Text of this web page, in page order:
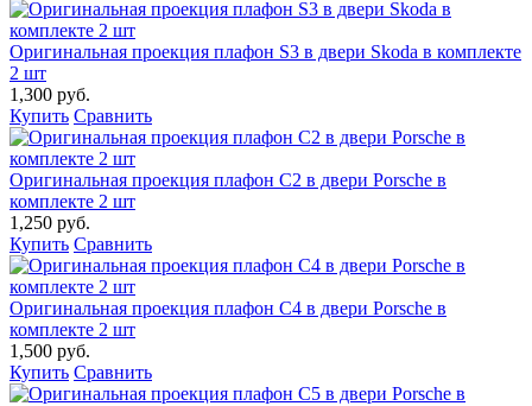
Оригинальная проекция плафон S3 в двери Skoda в комплекте
2 шт
1,300 руб.
Купить Сравнить
Оригинальная проекция плафон C2 в двери Porsche в
комплекте 2 шт
1,250 руб.
Купить Сравнить
Оригинальная проекция плафон C4 в двери Porsche в
комплекте 2 шт
1,500 руб.
Купить Сравнить